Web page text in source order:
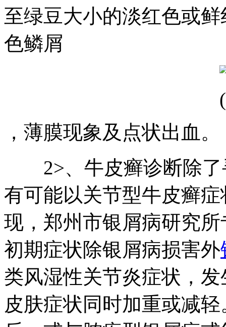
至绿豆大小的淡红色或
色鳞屑
，薄膜现象及点状出血。
2>、牛皮癣诊断除了
有可能以关节型牛皮癣
现，郑州市银屑病研究
初期症状除银屑病损害外
类风湿性关节炎症状，
皮肤症状同时加重或减